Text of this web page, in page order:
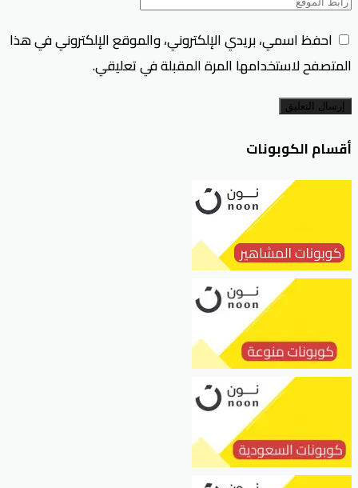
احفظ اسمي، بريدي الإلكتروني، والموقع الإلكتروني في هذا
المتصفح لاستخدامها المرة المقبلة في تعليقي.
إرسال التعليق
أقسام الكوبونات